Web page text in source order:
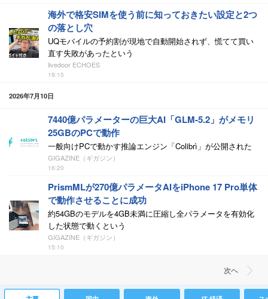
海外で格安SIMを使う前に知っておきたい設定と2つ
の落とし穴
UQモバイルの予約割が現地で自動開始されず、慌てて買い
直す失敗があったという
livedoor ECHOES
19:15
2026年7月10日
7440億パラメーターの巨大AI「GLM-5.2」がメモリ
25GBのPCで動作
一般向けPCで動かす推論エンジン「Colibrì」が公開された
GIGAZINE（ギガジン）
16:20
PrismMLが270億パラメータAIをiPhone 17 Pro単体
で動作させることに成功
約54GBのモデルを4GB未満に圧縮し全パラメータを有効化
した状態で動くという
GIGAZINE（ギガジン）
15:10
次ヘ